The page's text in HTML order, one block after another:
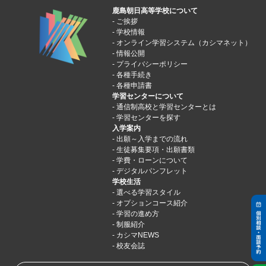
鹿島朝日高等学校について
ご挨拶
学校情報
オンライン学習システム（カシマネット）
情報公開
プライバシーポリシー
各種手続き
各種申請書
学習センターについて
通信制高校と学習センターとは
学習センターを探す
入学案内
出願～入学までの流れ
生徒募集要項・出願書類
学費・ローンについて
デジタルパンフレット
学校生活
選べる学習スタイル
オプションコース紹介
学習の進め方
制服紹介
カシマNEWS
校友会誌